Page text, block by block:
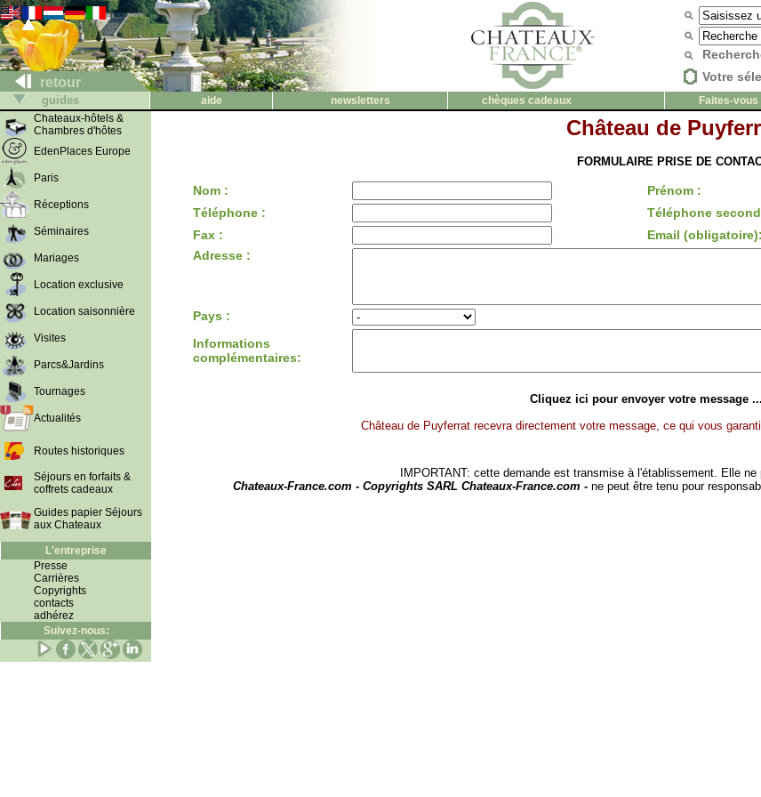
retour
Votre
guides aide newsletters chèques cadeaux Faites-
Chateaux-hôtels &
Chambres d'hôtes
EdenPlaces Europe
Paris
Réceptions
Séminaires
Mariages
Location exclusive
Location saisonnière
Visites
Parcs&Jardins
Tournages
Actualités
Routes historiques
Séjours en forfaits &
coffrets cadeaux
Guides papier Séjours
aux Chateaux
L'entreprise
Presse
Carrières
Copyrights
contacts
adhérez
Suivez-nous:
Château de
FORMULAIRE PRISE DE
Nom :
Prénom :
Téléphone :
Téléphone
Fax :
Email (obligatoire):
Adresse :
Pays :
Informations
complémentaires:
Cliquez ici pour envoyer votre message ...
Château de Puyferrat recevra directement votre message, ce qui vous
IMPORTANT: cette demande est transmise à l'établissement. Elle
Chateaux-France.com - Copyrights SARL Chateaux-France.com - ne peut être tenu pour